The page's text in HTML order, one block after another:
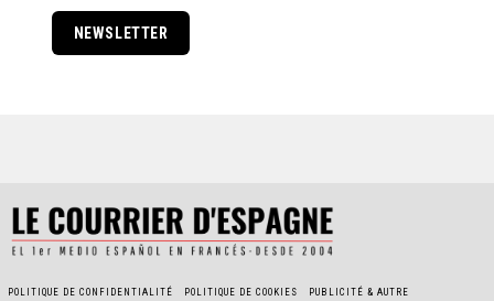
NEWSLETTER
POLITIQUE DE CONFIDENTIALITÉ POLITIQUE DE COOKIES PUBLICITÉ & AUTRE